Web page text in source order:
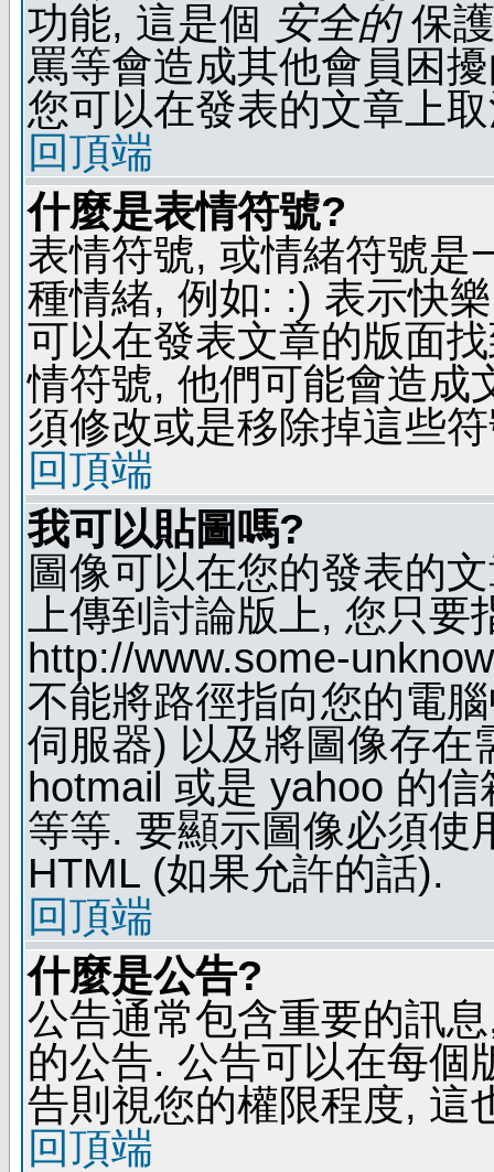
功能, 這是個 安全的保
罵等會造成其他會員困
您可以在發表的文章上
回頂端
什麼是表情符號?
表情符號, 或情緒符號是
種情緒, 例如: :) 表示快
可以在發表文章的版面
情符號, 他們可能會造成
須修改或是移除掉這些
回頂端
我可以貼圖嗎?
圖像可以在您的發表的
上傳到討論版上, 您只
http://www.some-
不能將路徑指向您的電
伺服器) 以及將圖像存在
hotmail 或是 yahoo 的
等等. 要顯示圖像必須使
HTML (如果允許的話).
回頂端
什麼是公告?
公告通常包含重要的訊
的公告. 公告可以在每個
告則視您的權限程度, 這
回頂端